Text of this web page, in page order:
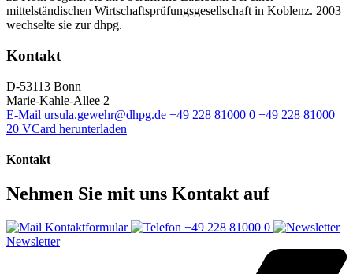
mittelständischen Wirtschaftsprüfungsgesellschaft in Koblenz. 2003
wechselte sie zur dhpg.
Kontakt
D-53113 Bonn
Marie-Kahle-Allee 2
E-Mail ursula.gewehr@dhpg.de +49 228 81000 0 +49 228 81000
20 VCard herunterladen
Kontakt
Nehmen Sie mit uns Kontakt auf
Kontaktformular
+49 228 81000 0
Newsletter